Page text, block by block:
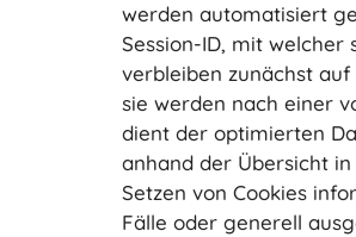
werden automatisiert
Session-ID, mit welcher
verbleiben zunächst
sie werden nach einer
dient der optimierten
anhand der Übersicht
Setzen von Cookies
Fälle oder generell